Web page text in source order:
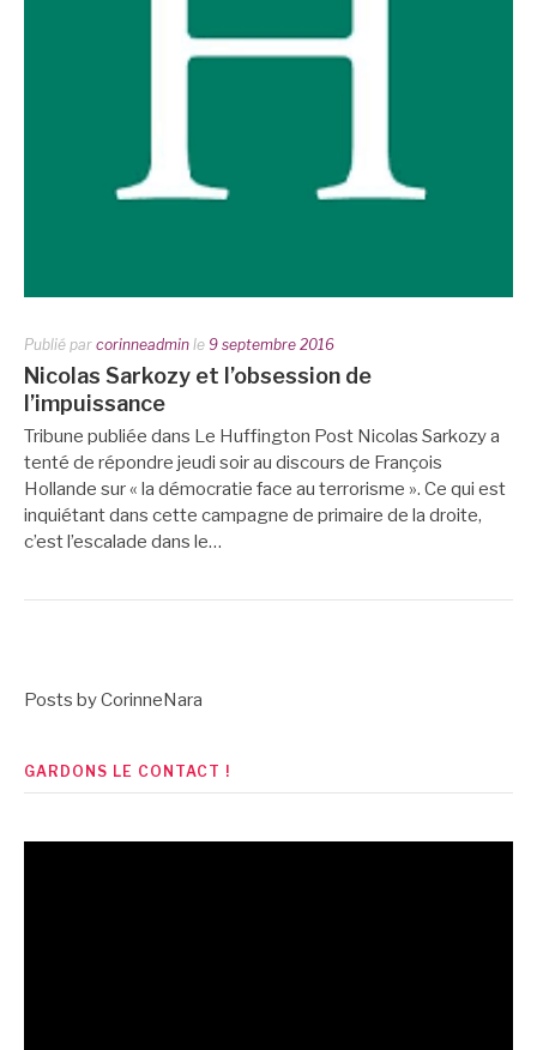
Publié par corinneadmin le 9 septembre 2016
Nicolas Sarkozy et l’obsession de
l’impuissance
Tribune publiée dans Le Huffington Post Nicolas Sarkozy a
tenté de répondre jeudi soir au discours de François
Hollande sur « la démocratie face au terrorisme ». Ce qui est
inquiétant dans cette campagne de primaire de la droite,
c’est l’escalade dans le…
Posts by CorinneNara
GARDONS LE CONTACT !